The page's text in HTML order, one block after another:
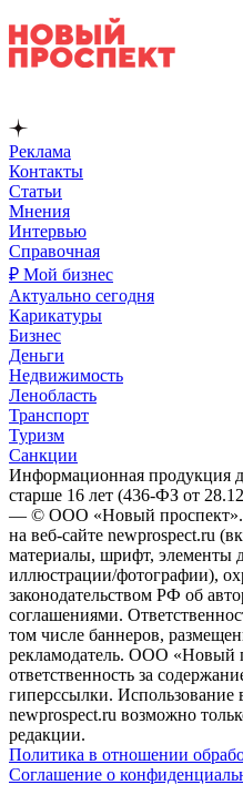
Реклама
Контакты
Статьи
Мнения
Интервью
Справочная
₽ Мой бизнес
Актуально сегодня
Карикатуры
Бизнес
Деньги
Недвижимость
Ленобласть
Транспорт
Туризм
Санкции
Информационная продукция
старше 16 лет (436-ФЗ от
— © ООО «Новый проспект».
на веб-сайте newprospect.ru
материалы, шрифт, элементы
иллюстрации/фотографии),
законодательством РФ об
соглашениями.
том числе баннеров,
рекламодатель. ООО «Новый
ответственность за
гиперссылки. Использование
newprospect.ru возможно
редакции.
Политика в отношении
Соглашение о